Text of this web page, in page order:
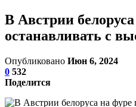
В Австрии
останавливать с
Опубликовано Июн 6, 2024
0 532
Поделится